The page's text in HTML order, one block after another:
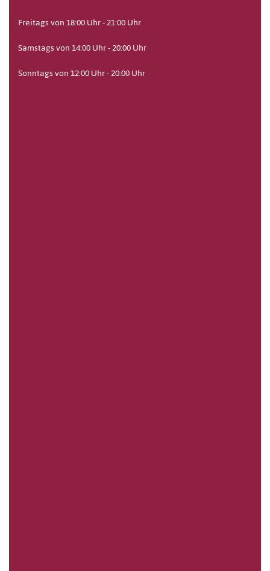
Freitags von 18:00 Uhr - 21:00 Uhr
Samstags von 14:00 Uhr - 20:00 Uhr
Sonntags von 12:00 Uhr - 20:00 Uhr